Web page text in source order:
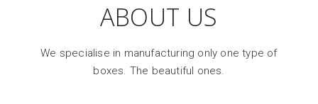
ABOUT US
We specialise in manufacturing only one type of
boxes. The beautiful ones.